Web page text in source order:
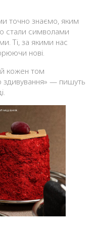
точно знаємо, яким
стали символами
Ті, за якими нас
нові.
кожен том
здивування» — пишуть